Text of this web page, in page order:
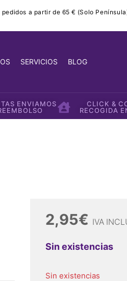
pedidos a partir de 65 € (Solo
SERVICIOS BLOG
ENVIAMOS
CLICK &
RECOGIDA
2,95€ IVA
Sin existencias
Sin existencias